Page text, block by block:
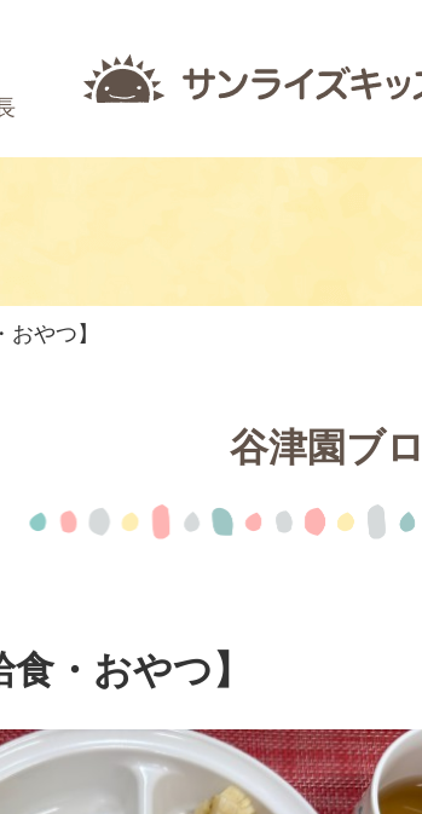
おやつ】
谷津園ブ
食・おやつ】